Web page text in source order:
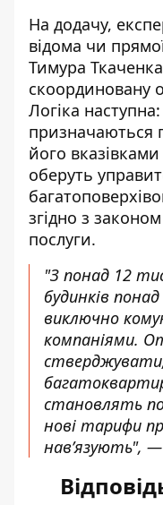
На додачу,
відома чи
Тимура
скоординовану
Логіка
призначаються
його
оберуть
згідно з
послуги.
"З понад 12
будинків
виключно
компаніями.
становлять
нові тарифи
нав’язують", —